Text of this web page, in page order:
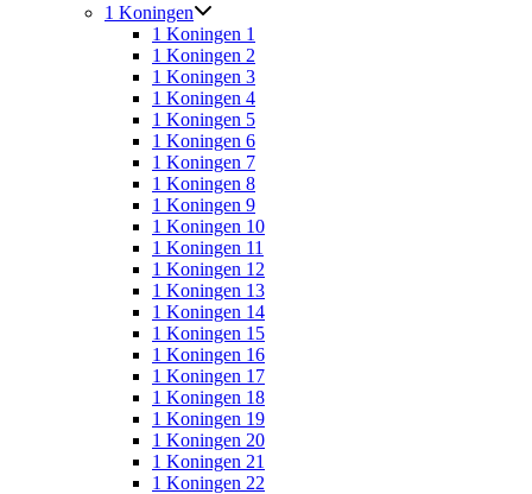
1 Koningen
1 Koningen 1
1 Koningen 2
1 Koningen 3
1 Koningen 4
1 Koningen 5
1 Koningen 6
1 Koningen 7
1 Koningen 8
1 Koningen 9
1 Koningen 10
1 Koningen 11
1 Koningen 12
1 Koningen 13
1 Koningen 14
1 Koningen 15
1 Koningen 16
1 Koningen 17
1 Koningen 18
1 Koningen 19
1 Koningen 20
1 Koningen 21
1 Koningen 22